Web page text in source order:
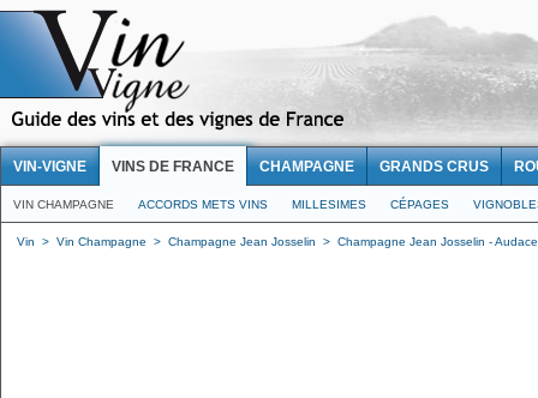
VIN-VIGNE VINS DE FRANCE CHAMPAGNE GRANDS CRUS
VIN CHAMPAGNE ACCORDS METS VINS MILLESIMES CÉPAGES
Vin > Vin Champagne > Champagne Jean Josselin > Champagne Jean Josselin -